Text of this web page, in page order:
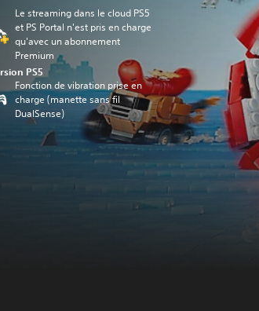
Le streaming dans le cloud PS5
et PS Portal n'est pris en charge
qu'avec un abonnement
Premium
PS5
Fonction de vibration prise en
charge (manette sans fil
DualSense)